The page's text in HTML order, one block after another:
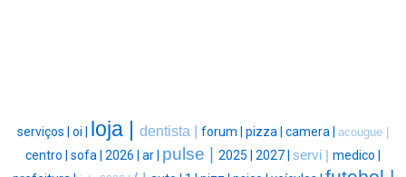
serviços | oi | loja | dentista | forum | pizza | camera | acougue |
centro | sofa | 2026 | ar | pulse | 2025 | 2027 | servi | medico |